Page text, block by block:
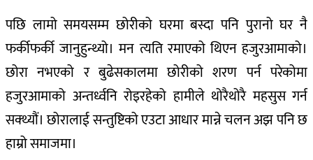
पछि लामो समयसम्म छोरीको घरमा बस्दा पनि पुरानो घर नै
फर्कीफर्की जानुहुन्थ्यो। मन त्यति रमाएको थिएन हजुरआमाको।
छोरा नभएको र बुढेसकालमा छोरीको शरण पर्न परेकोमा
हजुरआमाको अन्तर्ध्वनि रोइरहेको हामीले थोरैथोरै महसुस गर्न
सक्थ्यौं। छोरालाई सन्तुष्टिको एउटा आधार मान्ने चलन अझ पनि छ
हाम्रो समाजमा।